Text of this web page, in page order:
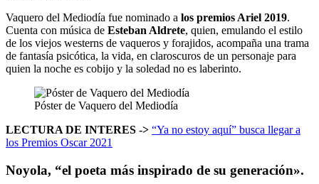
Vaquero del Mediodía fue nominado a los premios Ariel 2019.
Cuenta con música de Esteban Aldrete, quien, emulando el estilo
de los viejos westerns de vaqueros y forajidos, acompaña una trama
de fantasía psicótica, la vida, en claroscuros de un personaje para
quien la noche es cobijo y la soledad no es laberinto.
Póster de Vaquero del Mediodía
LECTURA DE INTERES -> “Ya no estoy aquí” busca llegar a
los Premios Oscar 2021
Noyola, “el poeta más inspirado de su generación».